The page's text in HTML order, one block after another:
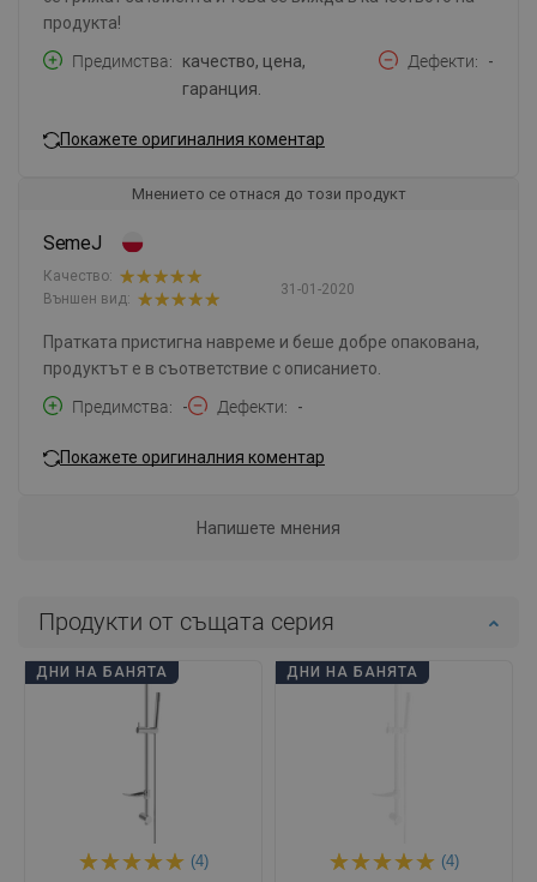
продукта!
Предимства
качество, цена,
гаранция.
Дефекти -
Покажете оригиналния коментар
Мнението се отнася до този продукт
SemeJ
31-01-2020
Качество:
Външен вид:
Пратката пристигна навреме и беше добре опакована,
продуктът е в съответствие с описанието.
Предимства
- Дефекти -
Покажете оригиналния коментар
Напишете мнения
Продукти от същата серия
ДНИ НА БАНЯТА
(4)
ДНИ НА БАНЯТА
(4)